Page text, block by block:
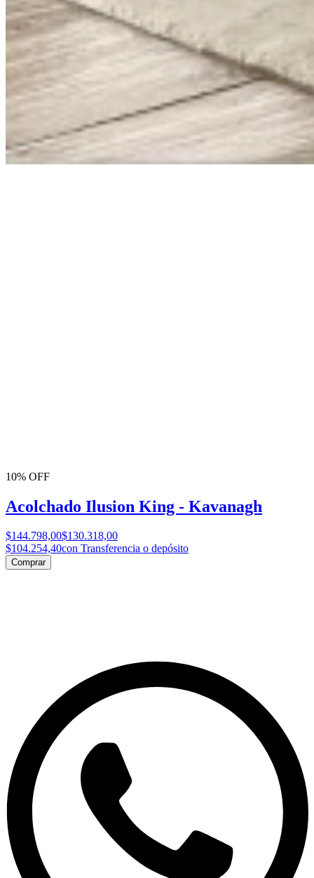
10% OFF
Acolchado Ilusion King - Kavanagh
$144.798,00$130.318,00
$104.254,40con Transferencia o depósito
Comprar